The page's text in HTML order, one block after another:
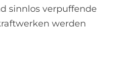
sinnlos verpuffende
werden